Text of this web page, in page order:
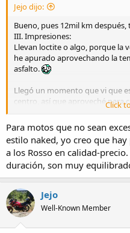
Jejo dijo:
Bueno, pues 12mil km
III. Impresiones:
Llevan loctite o algo, porque la
he apurado aprovechando la
asfalto.
Llegó un momento que vi que
centro, así que aproveché para
tumbar cada vez más, salir
el exterior del neumático
tanta confianza que yo que no
conseguido ganar confianza/
Así que las voy a poner otra vez
me pillará en invierno con las
compuesto. No porque las
porque no voy a tumbar tanto
neumático que sea más duro en
Click
Para motos que no sean
estilo naked, yo creo que
a los Rosso en calidad-
duración, son muy
Jejo
Well-Known Member